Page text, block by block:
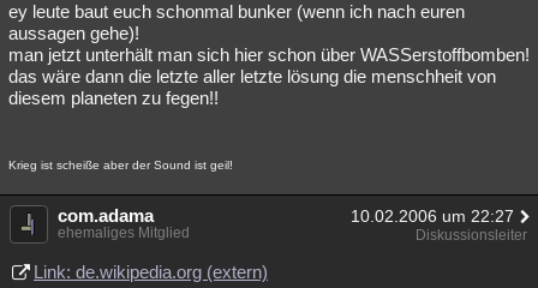
ey leute baut euch schonmal bunker (wenn ich nach euren
aussagen gehe)!
man jetzt unterhält man sich hier schon über WASSerstoffbomben!
das wäre dann die letzte aller letzte lösung die menschheit von
diesem planeten zu fegen!!
Krieg ist scheiße aber der Sound ist geil!
com.adama 10.02.2006 um 22:27
ehemaliges Mitglied Diskussionsleiter
Link: de.wikipedia.org (extern)